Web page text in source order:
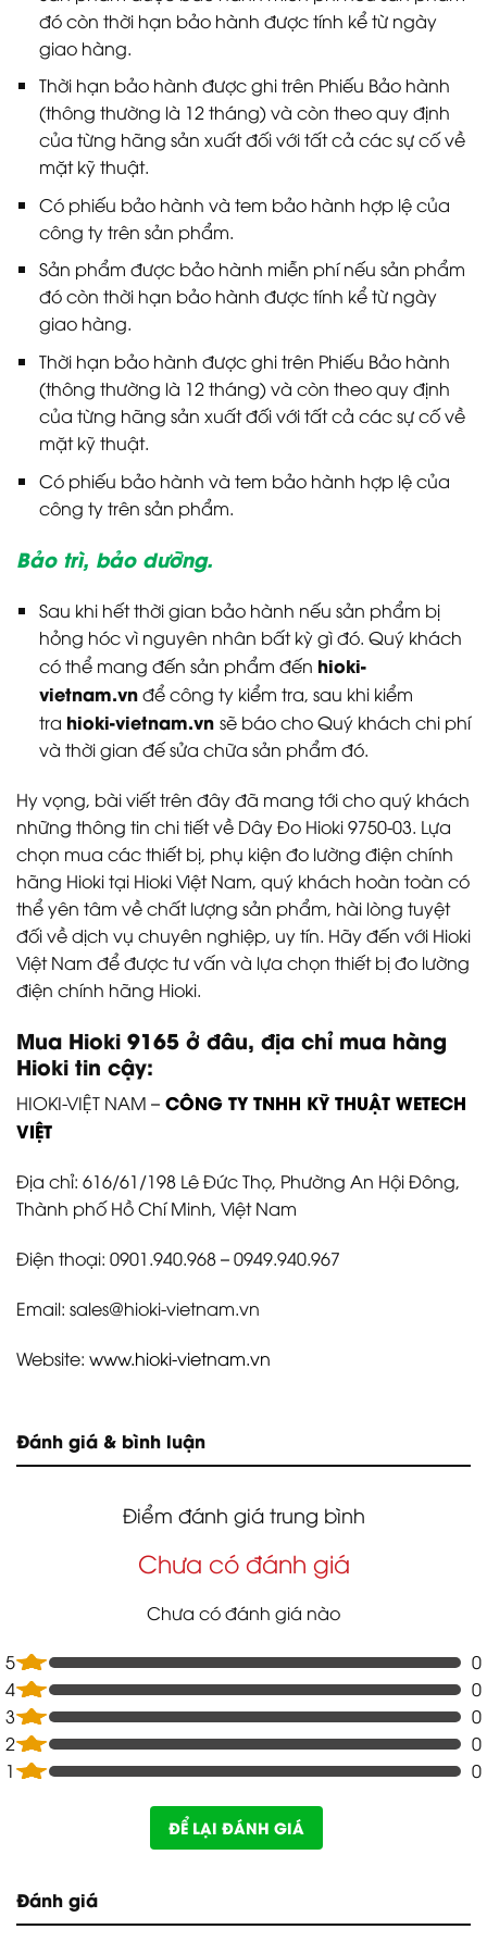
đó còn thời hạn bảo hành được tính kể từ ngày
giao hàng.
Thời hạn bảo hành được ghi trên Phiếu Bảo hành
(thông thường là 12 tháng) và còn theo quy định
của từng hãng sản xuất đối với tất cả các sự cố về
mặt kỹ thuật.
Có phiếu bảo hành và tem bảo hành hợp lệ của
công ty trên sản phẩm.
Sản phẩm được bảo hành miễn phí nếu sản phẩm
đó còn thời hạn bảo hành được tính kể từ ngày
giao hàng.
Thời hạn bảo hành được ghi trên Phiếu Bảo hành
(thông thường là 12 tháng) và còn theo quy định
của từng hãng sản xuất đối với tất cả các sự cố về
mặt kỹ thuật.
Có phiếu bảo hành và tem bảo hành hợp lệ của
công ty trên sản phẩm.
Bảo trì, bảo dưỡng.
Sau khi hết thời gian bảo hành nếu sản phẩm bị
hỏng hóc vì nguyên nhân bất kỳ gì đó. Quý khách
có thể mang đến sản phẩm đến hioki-
vietnam.vnđể công ty kiểm tra, sau khi kiểm
tra hioki-vietnam.vn sẽ báo cho Quý khách chi phí
và thời gian đế sửa chữa sản phẩm đó.
Hy vọng, bài viết trên đây đã mang tới cho quý khách
những thông tin chi tiết về Dây Đo Hioki 9750-03. Lựa
chọn mua các thiết bị, phụ kiện đo lường điện chính
hãng Hioki tại Hioki Việt Nam, quý khách hoàn toàn có
thể yên tâm về chất lượng sản phẩm, hài lòng tuyệt
đối về dịch vụ chuyên nghiệp, uy tín. Hãy đến với Hioki
Việt Nam để được tư vấn và lựa chọn thiết bị đo lường
điện chính hãng Hioki.
Mua Hioki 9165 ở đâu, địa chỉ mua hàng
Hioki tin cậy:
HIOKI-VIỆT NAM – CÔNG TY TNHH KỸ THUẬT WETECH
VIỆT
Địa chỉ: 616/61/198 Lê Đức Thọ, Phường An Hội Đông,
Thành phố Hồ Chí Minh, Việt Nam
Điện thoại: 0901.940.968 – 0949.940.967
Email: sales@hioki-vietnam.vn
Website: www.hioki-vietnam.vn
Đánh giá & bình luận
Điểm đánh giá trung bình
Chưa có đánh giá
Chưa có đánh giá nào
5
0
4
0
3
0
2
0
1
0
ĐỂ LẠI ĐÁNH GIÁ
Đánh giá